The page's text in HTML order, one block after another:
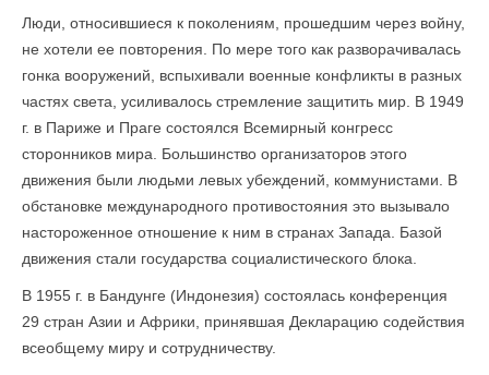
Люди, относившиеся к поколениям, прошедшим через войну,
не хотели ее повторения. По мере того как разворачивалась
гонка вооружений, вспыхивали военные конфликты в разных
частях света, усиливалось стремление защитить мир. В 1949
г. в Париже и Праге состоялся Всемирный конгресс
сторонников мира. Большинство организаторов этого
движения были людьми левых убеждений, коммунистами. В
обстановке международного противостояния это вызывало
настороженное отношение к ним в странах Запада. Базой
движения стали государства социалистического блока.
В 1955 г. в Бандунге (Индонезия) состоялась конференция
29 стран Азии и Африки, принявшая Декларацию содействия
всеобщему миру и сотрудничеству.